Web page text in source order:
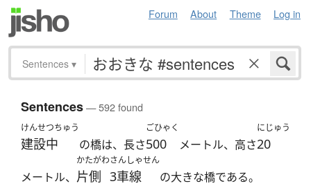
Forum About Theme Log in
Sentences ▾
Sentences— 592 found
けんせつちゅう
建設中 の橋は、長さ
ごひゃく
500 メートル、高さ
にじゅう
20
メートル、
かたがわ
片側
さんしゃせん
3車線 の大きな橋である。